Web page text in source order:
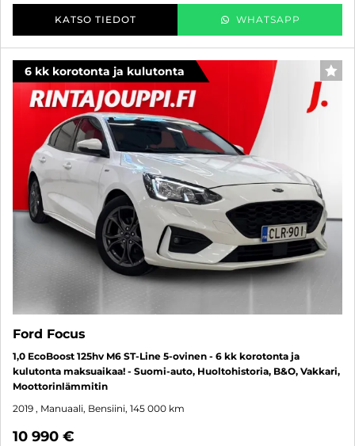
KATSO TIEDOT WHATSAPP
6 kk korotonta ja kulutonta
Ford Focus
1,0 EcoBoost 125hv M6 ST-Line 5-ovinen - 6 kk korotonta ja
kulutonta maksuaikaa! - Suomi-auto, Huoltohistoria, B&O, Vakkari,
Moottorinlämmitin
2019 , Manuaali, Bensiini, 145 000 km
10 990 €